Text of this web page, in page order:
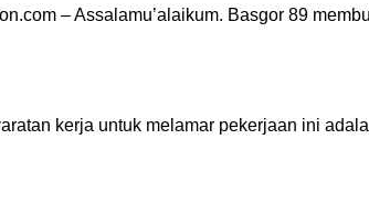
– Assalamu’alaikum. Basgor 89
kerja untuk melamar pekerjaan ini